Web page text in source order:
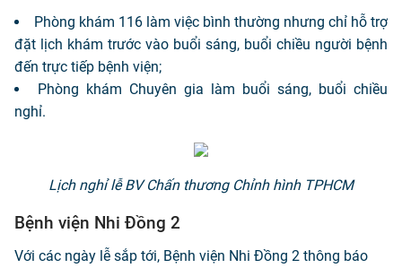
Phòng khám 116 làm việc bình thường nhưng chỉ hỗ trợ
đặt lịch khám trước vào buổi sáng, buổi chiều người bệnh
đến trực tiếp bệnh viện;
Phòng khám Chuyên gia làm buổi sáng, buổi chiều
nghỉ.
Lịch nghỉ lễ BV Chấn thương Chỉnh hình TPHCM
Bệnh viện Nhi Đồng 2
Với các ngày lễ sắp tới, Bệnh viện Nhi Đồng 2 thông báo